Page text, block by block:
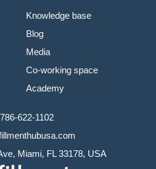
Knowledge base
Blog
Media
Co-working space
Academy
622-1102
Miami, FL 33178, USA